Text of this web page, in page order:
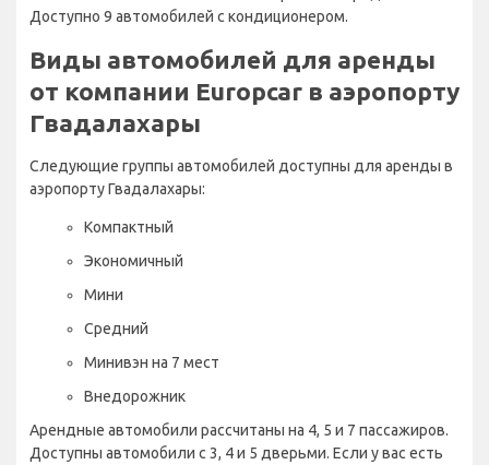
Доступно 9 автомобилей с кондиционером.
Виды автомобилей для аренды
от компании Europcar в аэропорту
Гвадалахары
Следующие группы автомобилей доступны для аренды в
аэропорту Гвадалахары:
Компактный
Экономичный
Мини
Средний
Минивэн на 7 мест
Внедорожник
Арендные автомобили рассчитаны на 4, 5 и 7 пассажиров.
Доступны автомобили с 3, 4 и 5 дверьми. Если у вас есть